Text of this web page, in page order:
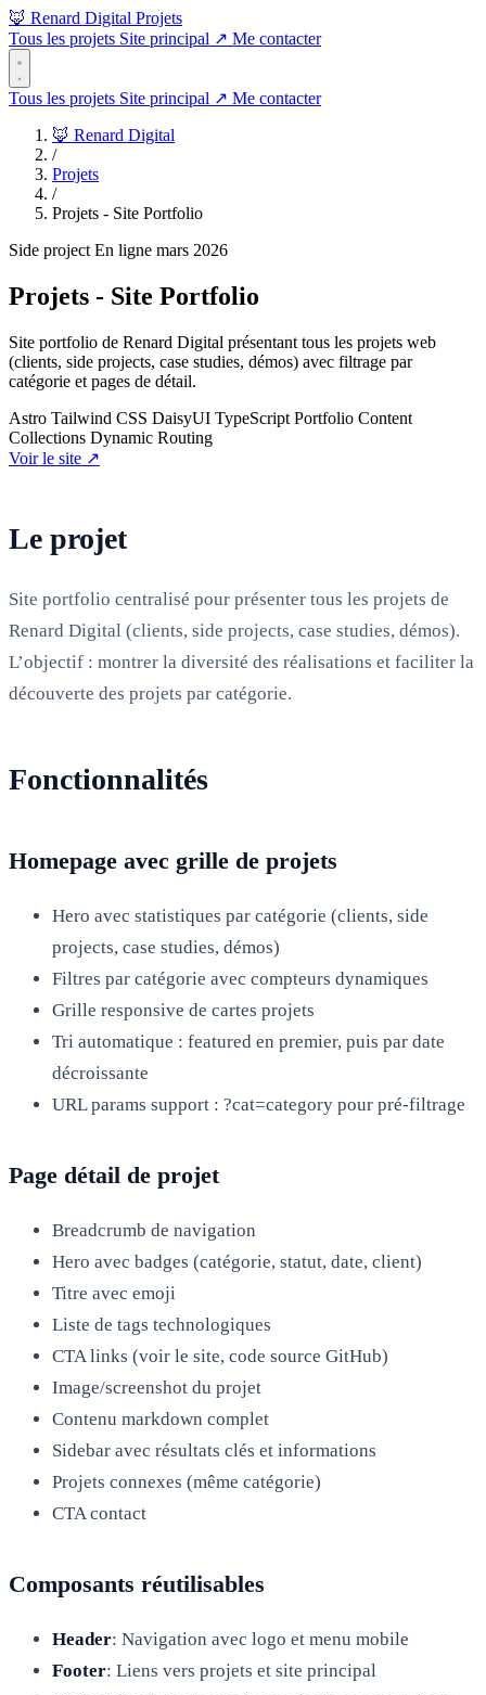
🦊 Renard Digital Projets
Tous les projets Site principal ↗ Me contacter
Tous les projets Site principal ↗ Me contacter
🦊 Renard Digital
/
Projets
/
Projets - Site Portfolio
Side project En ligne mars 2026
Projets - Site Portfolio
Site portfolio de Renard Digital présentant tous les projets web
(clients, side projects, case studies, démos) avec filtrage par
catégorie et pages de détail.
Astro Tailwind CSS DaisyUI TypeScript Portfolio Content
Collections Dynamic Routing
Voir le site ↗
Le projet
Site portfolio centralisé pour présenter tous les projets de
Renard Digital (clients, side projects, case studies, démos).
L’objectif : montrer la diversité des réalisations et faciliter la
découverte des projets par catégorie.
Fonctionnalités
Homepage avec grille de projets
Hero avec statistiques par catégorie (clients, side
projects, case studies, démos)
Filtres par catégorie avec compteurs dynamiques
Grille responsive de cartes projets
Tri automatique : featured en premier, puis par date
décroissante
URL params support : ?cat=category pour pré-filtrage
Page détail de projet
Breadcrumb de navigation
Hero avec badges (catégorie, statut, date, client)
Titre avec emoji
Liste de tags technologiques
CTA links (voir le site, code source GitHub)
Image/screenshot du projet
Contenu markdown complet
Sidebar avec résultats clés et informations
Projets connexes (même catégorie)
CTA contact
Composants réutilisables
Header: Navigation avec logo et menu mobile
Footer: Liens vers projets et site principal